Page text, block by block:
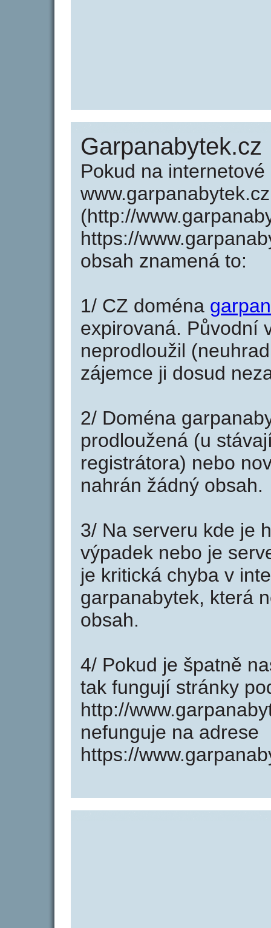
Garpanabytek.cz
Pokud na internetové
www.garpanabytek.cz
(http://
https://
obsah znamená to:
1/ CZ doména
expirovaná. Původní
neprodloužil
zájemce ji dosud
2/ Doména
prodloužená (u
registrátora) nebo
nahrán žádný obsah.
3/ Na serveru kde je
výpadek nebo je
je kritická chyba v
garpanabytek, která
obsah.
4/ Pokud je špatně
tak fungují stránky
http://
nefunguje na adrese
https://